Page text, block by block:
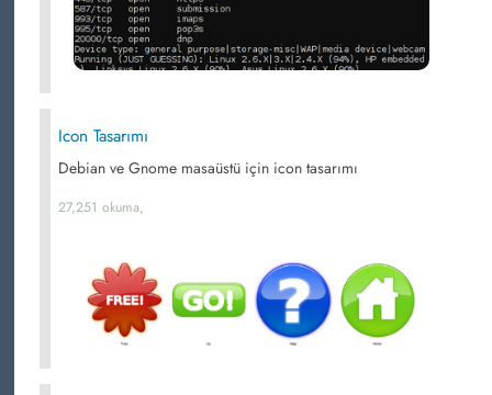
Icon Tasarımı
Debian ve Gnome masaüstü için icon tasarımı
27,251 okuma,